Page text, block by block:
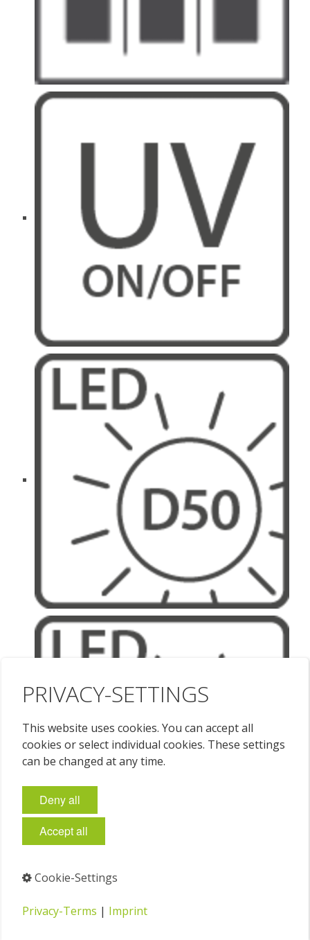
PRIVACY-SETTINGS
This website uses cookies. You can accept all
cookies or select individual cookies. These settings
can be changed at any time.
Deny all
Accept all
Cookie-Settings
Privacy-Terms | Imprint